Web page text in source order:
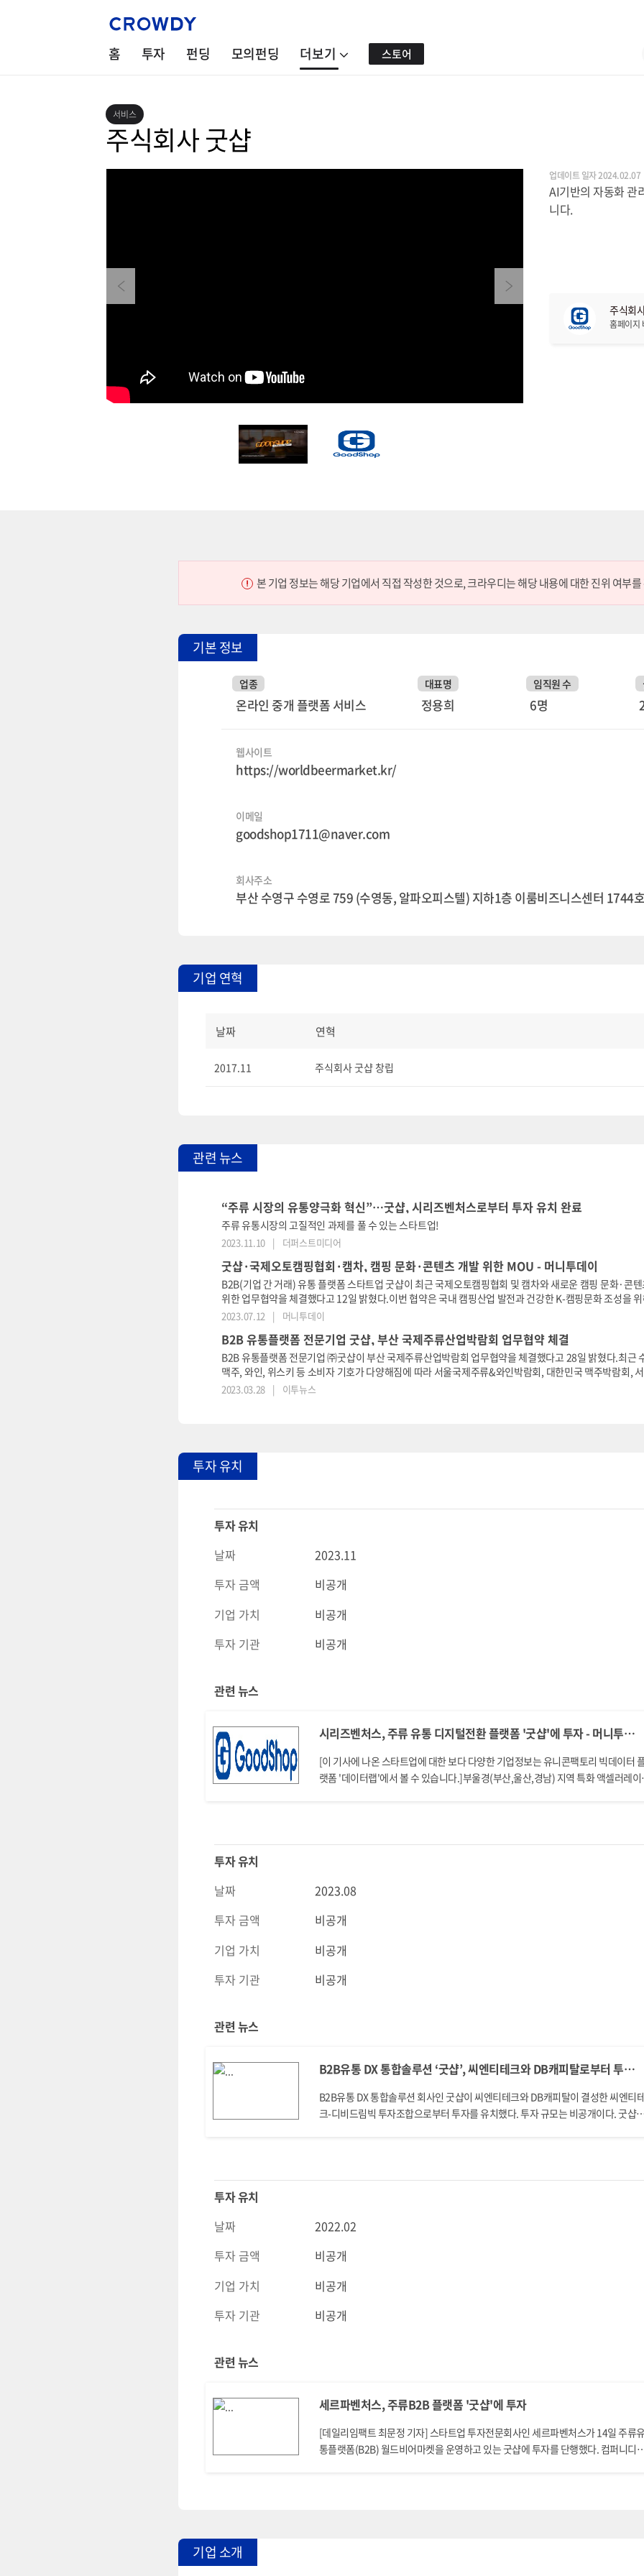
홈 투자 펀딩 모의펀딩 더보기 스토어
서비스
주식회사 굿샵
Previous Next
업데이트 일자 2024.02.07
AI기반의 자동화 관
니다.
주식회
홈페이지
본 기업 정보는 해당 기업에서 직접 작성한 것으로,크라우디는 해당 내용에 대한 진위 여부
기본 정보
업종
온라인 중개 플랫폼 서비스
대표명
정용희
임직원 수
6명
웹사이트
https://worldbeermarket.kr/
이메일
goodshop1711@naver.com
회사주소
부산 수영구 수영로 759 (수영동, 알파오피스텔) 지하1층 이룸비즈니스센터 1744호
기업 연혁
날짜 연혁
2017.11 주식회사 굿샵 창립
관련 뉴스
“주류 시장의 유통양극화 혁신”…굿샵, 시리즈벤처스로부터 투자 유치 완료
주류 유통시장의 고질적인 과제를 풀 수 있는 스타트업!
2023.11.10 | 더퍼스트미디어
굿샵·국제오토캠핑협회·캠차, 캠핑 문화·콘텐츠 개발 위한 MOU - 머니투데이
B2B(기업 간 거래) 유통 플랫폼 스타트업 굿샵이 최근 국제오토캠핑협회 및 캠차와 새로운 캠핑 문화·콘
위한 업무협약을 체결했다고 12일 밝혔다.이번 협약은 국내 캠핑산업 발전과 건강한 K-캠핑문화 조성을
화콘텐츠, 지역 기반 캠핑산업 활성화, 캠핑 박람회 및 페스티벌 개최 등을 위한 상호 협력을 골자로 한다.우
오토캠핑협회...
2023.07.12 | 머니투데이
B2B 유통플랫폼 전문기업 굿샵, 부산 국제주류산업박람회 업무협약 체결
B2B 유통플랫폼 전문기업 ㈜굿샵이 부산 국제주류산업박람회 업무협약을 체결했다고 28일 밝혔다.최근
맥주, 와인, 위스키 등 소비자 기호가 다양해짐에 따라 서울국제주류&와인박람회, 대한민국 맥주박람회,
피릿쇼 등 다양한 주류박람회가 개최되고 있다.명진F&F의 배재형
2023.03.28 | 이투뉴스
투자 유치
투자 유치
날짜
2023.11
투자 금액
비공개
기업 가치
비공개
투자 기관
비공개
관련 뉴스
시리즈벤처스, 주류 유통 디지털전환 플랫폼 '굿샵'에 투자 - 머니투데이
[이 기사에 나온 스타트업에 대한 보다 다양한 기업정보는 유니콘팩토리 빅데이터
랫폼 '데이터랩'에서 볼 수 있습니다.]부울경(부산,울산,경남) 지역 특화 액셀러레이
투자 유치
날짜
2023.08
투자 금액
비공개
기업 가치
비공개
투자 기관
비공개
관련 뉴스
B2B유통 DX 통합솔루션 ‘굿샵’, 씨엔티테크와 DB캐피탈로부터 투자유치
B2B유통 DX 통합솔루션 회사인 굿샵이 씨엔티테크와 DB캐피탈이 결성한 씨엔티
크-디비드림빅 투자조합으로부터 투자를 유치했다. 투자 규모는 비공개이다. 굿샵은
게 생각하는 판매처, 가격, 유통마진에 대한 보안과 판매처 특성에 따른 가격탄력성
론칭하였으며, 현재 오비맥주, 하이트진로, 골든블루, 신세계L&B, 다수제맥주 브루어
해 다양한 유통, 판매채널을 확보하고 판매처, 상품, 고객수요 등 다양한 데이터 또한
보할 수 있다. 씨엔티테크 전화성 대표는 “굿샵이 디지털 기반의 B2B 특화기능과 폭넓
은 수용성을 가지고 있어 빠른 성장이 기대된다”고 말했다. 굿샵 정용희 대표는 “이번
투자를 계기로 ‘공급사-유통사-판매처’를 온라인으로 있는 DX 통합솔루션을 고도화하
투자 유치
날짜
2022.02
투자 금액
비공개
기업 가치
비공개
투자 기관
비공개
관련 뉴스
세르파벤처스, 주류B2B 플랫폼 '굿샵'에 투자
[데일리임팩트 최문정 기자] 스타트업 투자전문회사인 세르파벤처스가 14일 주류유
통플랫폼(B2B) 월드비어마켓을 운영하고 있는 굿샵에 투자를 단행했다. 컴퍼니디
기업 소개